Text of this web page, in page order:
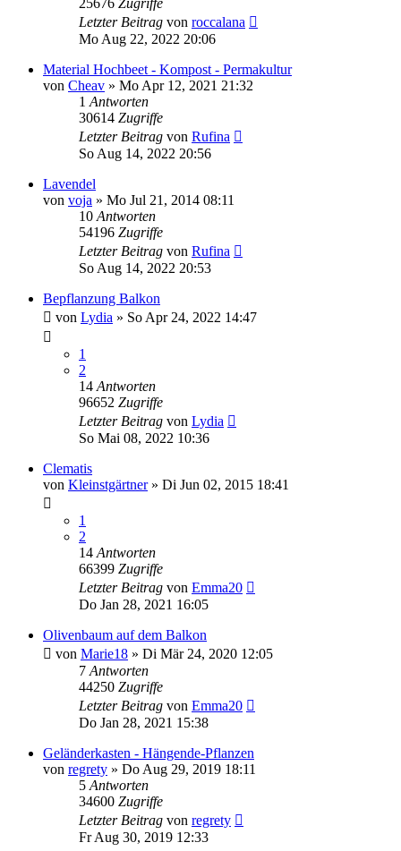
25676 Zugriffe
Letzter Beitrag von roccalana
Mo Aug 22, 2022 20:06
Material Hochbeet - Kompost - Permakultur
von Cheav » Mo Apr 12, 2021 21:32
1 Antworten
30614 Zugriffe
Letzter Beitrag von Rufina
So Aug 14, 2022 20:56
Lavendel
von voja » Mo Jul 21, 2014 08:11
10 Antworten
54196 Zugriffe
Letzter Beitrag von Rufina
So Aug 14, 2022 20:53
Bepflanzung Balkon
von Lydia » So Apr 24, 2022 14:47
1
2
14 Antworten
96652 Zugriffe
Letzter Beitrag von Lydia
So Mai 08, 2022 10:36
Clematis
von Kleinstgärtner» Di Jun 02, 2015 18:41
1
2
14 Antworten
66399 Zugriffe
Letzter Beitrag von Emma20
Do Jan 28, 2021 16:05
Olivenbaum auf dem Balkon
von Marie18 » Di Mär 24, 2020 12:05
7 Antworten
44250 Zugriffe
Letzter Beitrag von Emma20
Do Jan 28, 2021 15:38
Geländerkasten - Hängende-Pflanzen
von regrety » Do Aug 29, 2019 18:11
5 Antworten
34600 Zugriffe
Letzter Beitrag von regrety
Fr Aug 30, 2019 12:33